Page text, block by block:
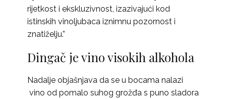
rijetkost i ekskluzivnost, izazivajući kod
istinskih vinoljubaca iznimnu pozornost i
znatiželju.”
Dingač je vino visokih alkohola
Nadalje objašnjava da se u bocama nalazi
vino od pomalo suhog grožđa s puno sladora